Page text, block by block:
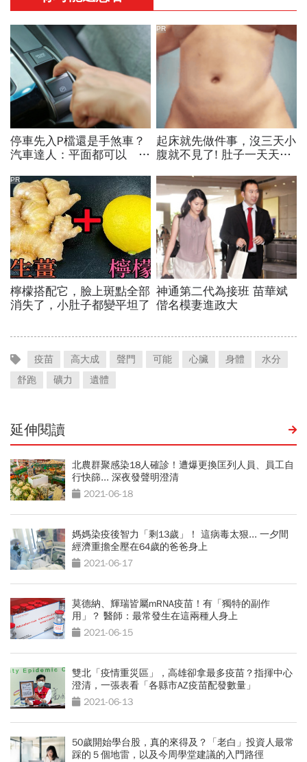
疫苗 高大成 聲門 可能 心臟 身體
水分
舒跑
礦力 遺體
延伸閱讀
北農群聚感染18人確診！遭爆更換匡列人員、員工自
行快篩... 深夜發聲明澄清
2021-06-18
媽媽染疫後智力「剩13歲」！ 這病毒太狠... 一夕間
經濟重擔全壓在64歲的爸爸身上
2021-06-17
莫德納、輝瑞皆屬mRNA疫苗！有「獨特的副作
用」？ 醫師：最常發生在這兩種人身上
2021-06-15
雙北「疫情重災區」，高雄卻拿最多疫苗？指揮中心
澄清，一張表看「各縣市AZ疫苗配發數量」
2021-06-13
50歲開始學台股，真的來得及？「老白」投資人最常
踩的５個地雷，以及今周學堂建議的入門路徑